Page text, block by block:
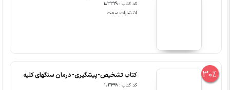
کد کتاب : 103329
انتشارات سمت
30% کتاب تشخیص-پیشگیری- درمان سنگهای کلیه
کد کتاب : 103499